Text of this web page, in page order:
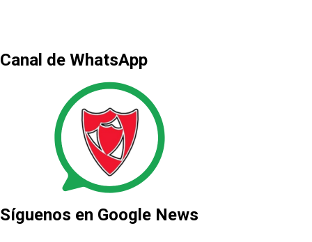
Canal de WhatsApp
Síguenos en Google News